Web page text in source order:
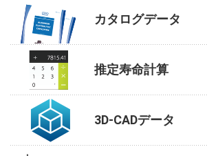
カタログデータ
推定寿命計算
3D-CADデータ